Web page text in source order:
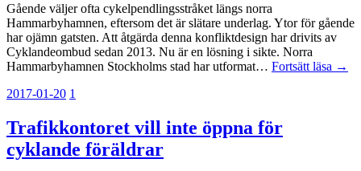
Gående väljer ofta cykelpendlingsstråket längs norra
Hammarbyhamnen, eftersom det är slätare underlag. Ytor för gående
har ojämn gatsten. Att åtgärda denna konfliktdesign har drivits av
Cyklandeombud sedan 2013. Nu är en lösning i sikte. Norra
Hammarbyhamnen Stockholms stad har utformat… Fortsätt läsa →
2017-01-20 1
Trafikkontoret vill inte öppna för
cyklande föräldrar